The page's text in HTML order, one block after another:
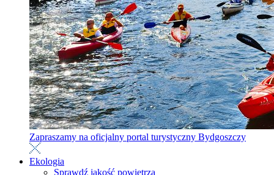
Zapraszamy na oficjalny portal turystyczny Bydgoszczy
Ekologia
Sprawdź jakość powietrza